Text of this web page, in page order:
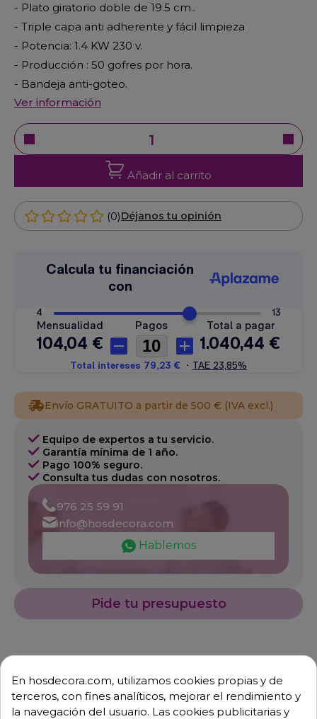
- Plato giratorio doble de 19.5 cm..
- Triple capa anti adherente y fácil limpieza
- Potencia: 1.4 KW 230 v.
- Producción : 50 gofres por hora.
- Bandeja anti-goteo.
Ver información
Añadir al carrito
(0)Déjanos tu opinión
Envío GRATUITO a partir de 500 € (IVA excl.)
Equipo de expertos a tu servicio.
Garantía mínima de 1 año.
Pago 100% seguro.
Consulta tus dudas con nosotros.
976 25 59 91
info@hosdecora.com
Hablemos
Pide tu presupuesto
En hosdecora.com, utilizamos cookies propias y de
terceros, con fines analíticos, mejorar el rendimiento y
la navegación del usuario. Las cookies publicitarias y